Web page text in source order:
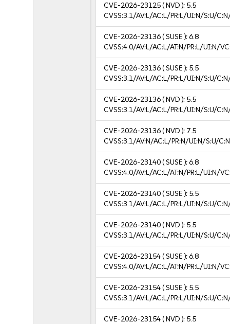
CVE-2026-23125( NVD ): 5.5
CVSS:3.1/AV:L/AC:L/PR:L/UI:N/S:U/
CVE-2026-23136( SUSE ):6.8
CVSS:4.0/AV:L/AC:L/AT:N/PR:L/UI:N/
CVE-2026-23136( SUSE ): 5.5
CVSS:3.1/AV:L/AC:L/PR:L/UI:N/S:U/
CVE-2026-23136( NVD ): 5.5
CVSS:3.1/AV:L/AC:L/PR:L/UI:N/S:U/
CVE-2026-23136( NVD ): 7.5
CVSS:3.1/AV:N/AC:L/PR:N/UI:N/S:U/
CVE-2026-23140( SUSE ):6.8
CVSS:4.0/AV:L/AC:L/AT:N/PR:L/UI:N/
CVE-2026-23140( SUSE ): 5.5
CVSS:3.1/AV:L/AC:L/PR:L/UI:N/S:U/
CVE-2026-23140( NVD ): 5.5
CVSS:3.1/AV:L/AC:L/PR:L/UI:N/S:U/
CVE-2026-23154( SUSE ):6.8
CVSS:4.0/AV:L/AC:L/AT:N/PR:L/UI:N/
CVE-2026-23154( SUSE ): 5.5
CVSS:3.1/AV:L/AC:L/PR:L/UI:N/S:U/
CVE-2026-23154( NVD ): 5.5